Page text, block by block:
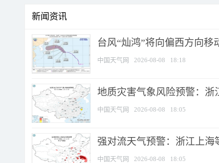
新闻资讯
台风“灿鸿”将向偏西方向移
中国天气网 2026-08-08 18:18
地质灾害气象风险预警：
中国天气网 2026-08-08 18:05
强对流天气预警：浙江上海
中国天气网 2026-08-08 18:05